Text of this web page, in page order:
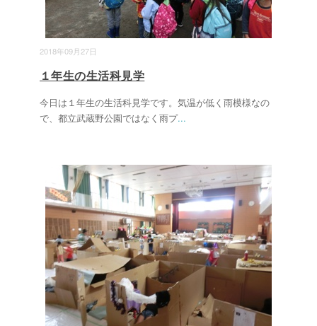
2018年09月27日
１年生の生活科見学
今日は１年生の生活科見学です。気温が低く雨模様なの
で、都立武蔵野公園ではなく雨プ...